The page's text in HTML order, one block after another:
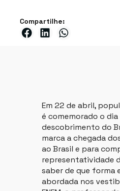
Compartilhe:
Em 22 de abril,
é comemorado o dia
descobrimento do
marca a chegada
ao Brasil e para
representatividade
saber de que forma
abordada nos